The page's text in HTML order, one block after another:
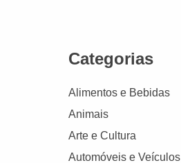
Categorias
Alimentos e Bebidas
Animais
Arte e Cultura
Automóveis e Veículos